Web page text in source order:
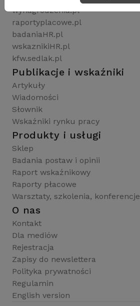
wynagrodzenia.pl
raportyplacowe.pl
badaniaHR.pl
wskaznikiHR.pl
kfw.sedlak.pl
Publikacje i wskaźniki
Artykuły
Wiadomości
Słownik
Wskaźniki rynku pracy
Produkty i usługi
Sklep
Badania postaw i opinii
Raport wskaźnikowy
Raporty płacowe
Warsztaty, szkolenia, konferencje
O nas
Kontakt
Dla mediów
Rejestracja
Zapisy do newslettera
Polityka prywatności
Regulamin
English version